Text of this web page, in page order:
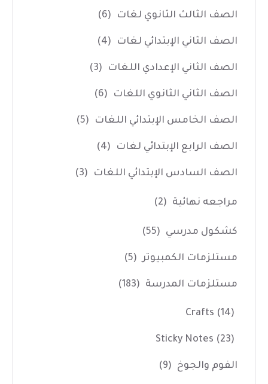
الصف الثالث الثانوي لغات (6)
الصف الثاني الإبتدائي لغات (4)
الصف الثاني الإعدادي اللغات (3)
الصف الثاني الثانوي اللغات (6)
الصف الخامس الإبتدائي اللغات (5)
الصف الرابع الإبتدائي لغات (4)
الصف السادس الإبتدائي اللغات (3)
مراجعه نهائية (2)
كشكول مدرسي (55)
مستلزمات الكمبيوتر (5)
مستلزمات المدرسة (183)
Crafts (14)
Sticky Notes (23)
الفوم والجوخ (9)